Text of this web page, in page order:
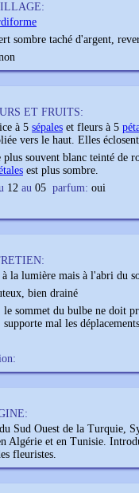
sombre taché d'argent,
ET FRUITS:
à 5 sépales et fleurs à 5
vers le haut. Elles
plus souvent blanc teinté de
est plus sombre.
12 au 05 parfum: oui
à la lumière mais à l'abri du
bien drainé
le sommet du bulbe ne doit
supporte mal les
Sud Ouest de la Turquie,
Algérie et en Tunisie.
fleuristes.